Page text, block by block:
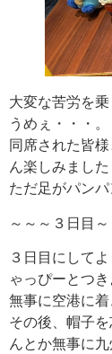
大変な苦労を
うめぇ・・・。
同席された皆
ん楽しみました
ただ足がパン
～～～３日目～
３日目にして
ゃっぴーとつき
無事に空港に着
その後、帽子
んとか無事に